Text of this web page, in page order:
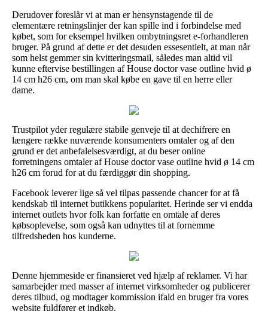
Derudover foreslår vi at man er hensynstagende til de
elementære retningslinjer der kan spille ind i forbindelse med
købet, som for eksempel hvilken ombytningsret e-forhandleren
bruger. På grund af dette er det desuden essesentielt, at man når
som helst gemmer sin kvitteringsmail, således man altid vil
kunne eftervise bestillingen af House doctor vase outline hvid ø
14 cm h26 cm, om man skal købe en gave til en herre eller
dame.
Trustpilot yder regulære stabile genveje til at dechifrere en
længere række nuværende konsumenters omtaler og af den
grund er det anbefalelsesværdigt, at du beser online
forretningens omtaler af House doctor vase outline hvid ø 14 cm
h26 cm forud for at du færdiggør din shopping.
Facebook leverer lige så vel tilpas passende chancer for at få
kendskab til internet butikkens popularitet. Herinde ser vi endda
internet outlets hvor folk kan forfatte en omtale af deres
købsoplevelse, som også kan udnyttes til at fornemme
tilfredsheden hos kunderne.
Denne hjemmeside er finansieret ved hjælp af reklamer. Vi har
samarbejder med masser af internet virksomheder og publicerer
deres tilbud, og modtager kommission ifald en bruger fra vores
website fuldfører et indkøb.